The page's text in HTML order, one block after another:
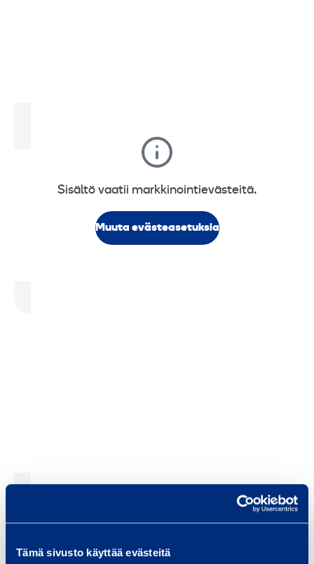
Tämä sivusto käyttää evästeitä
Sisältö vaatii markkinointievästeitä.
Muuta evästeasetuksia
Sisältö vaatii markkinointievästeitä.